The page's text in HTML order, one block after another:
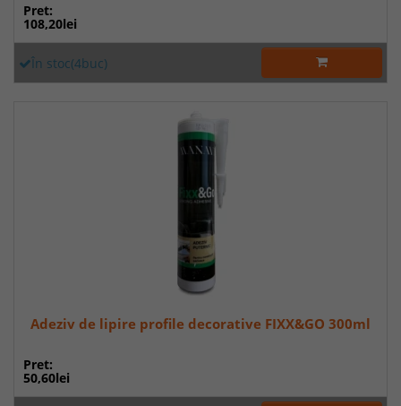
Pret:
108,20lei
În stoc(4buc)
Adeziv de lipire profile decorative FIXX&GO 300ml
Pret:
50,60lei